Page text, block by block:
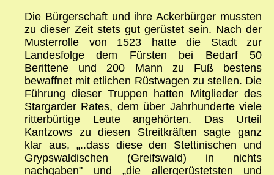
Die Bürgerschaft und ihre Ackerbürger mussten
zu dieser Zeit stets gut gerüstet sein. Nach der
Musterrolle von 1523 hatte die Stadt zur
Landesfolge dem Fürsten bei Bedarf 50
Berittene und 200 Mann zu Fuß bestens
bewaffnet mit etlichen Rüstwagen zu stellen. Die
Führung dieser Truppen hatten Mitglieder des
Stargarder Rates, dem über Jahrhunderte viele
ritterbürtige Leute angehörten. Das Urteil
Kantzows zu diesen Streitkräften sagte ganz
klar aus, „..dass diese den Stettinischen und
Grypswaldischen (Greifswald) in nichts
nachgaben" und „die allergerüstetsten und